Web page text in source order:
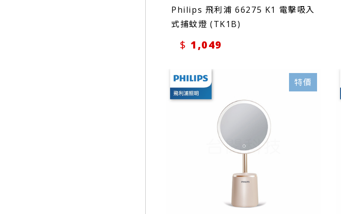
Philips 飛利浦 66275 K1 電擊吸入
式捕蚊燈 (TK1B)
1,049
特價